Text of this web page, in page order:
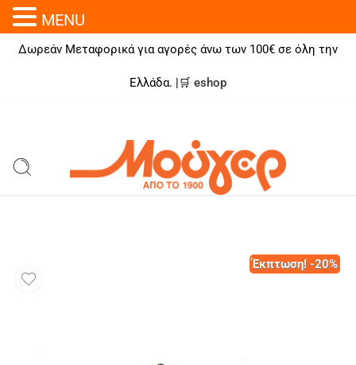
Δωρεάν Μεταφορικά για αγορές άνω των 100€ σε όλη την
Ελλάδα. |🛒 eshop
Έκπτωση! -20%
MENU